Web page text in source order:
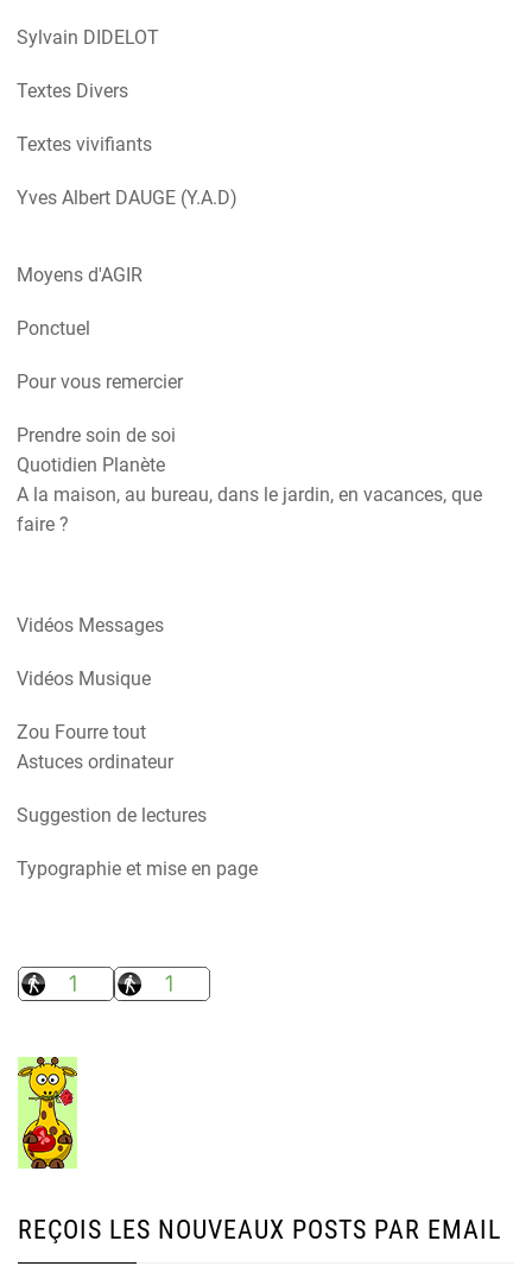
Sylvain DIDELOT
Textes Divers
Textes vivifiants
Yves Albert DAUGE (Y.A.D)
Moyens d'AGIR
Ponctuel
Pour vous remercier
Prendre soin de soi
Quotidien Planète
A la maison, au bureau, dans le jardin, en vacances, que
faire ?
Vidéos Messages
Vidéos Musique
Zou Fourre tout
Astuces ordinateur
Suggestion de lectures
Typographie et mise en page
REÇOIS LES NOUVEAUX POSTS PAR EMAIL